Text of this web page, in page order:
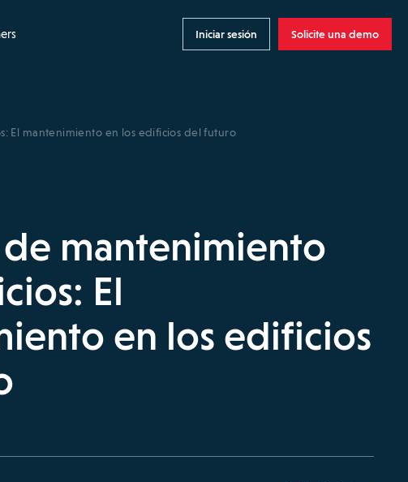
Iniciar sesión Solicite una demo
El mantenimiento en los edificios del futuro
mantenimiento
El
en los edificios